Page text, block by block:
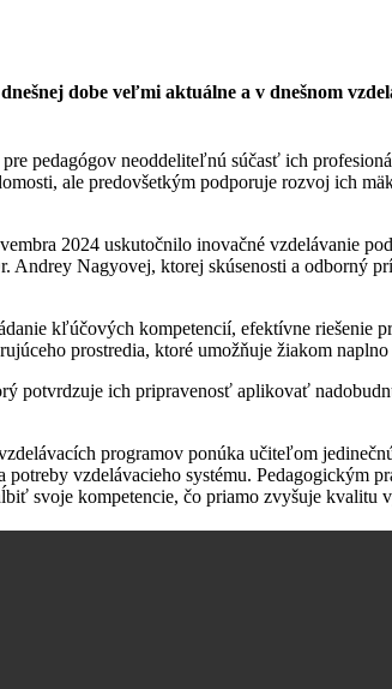
dobe veľmi aktuálne a v dnešnom
pre pedagógov neoddeliteľnú súčasť ich
ale predovšetkým podporuje rozvoj ich
2024 uskutočnilo inovačné vzdelávanie
Andrey Nagyovej, ktorej skúsenosti a odborný
kľúčových kompetencií, efektívne riešenie
prostredia, ktoré umožňuje žiakom
potvrdzuje ich pripravenosť aplikovať
programov ponúka učiteľom
vzdelávacieho systému. Pedagogickým
svoje kompetencie, čo priamo zvyšuje kvalitu